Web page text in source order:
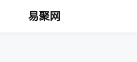
易聚网